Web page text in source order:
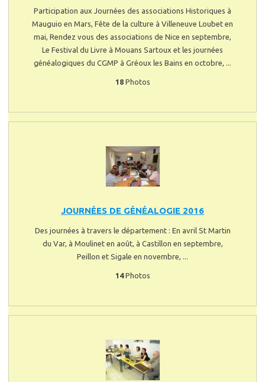
Participation aux Journées des associations Historiques à
Mauguio en Mars, Fête de la culture à Villeneuve Loubet en
mai, Rendez vous des associations de Nice en septembre,
Le Festival du Livre à Mouans Sartoux et les journées
généalogiques du CGMP à Gréoux les Bains en octobre, ...
18Photos
JOURNÉES DE GÉNÉALOGIE 2016
Des journées à travers le département : En avril St Martin
du Var, à Moulinet en août, à Castillon en septembre,
Peillon et Sigale en novembre, ...
14Photos